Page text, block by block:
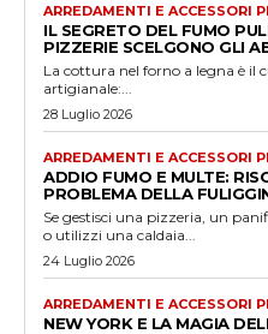
ARREDAMENTI E ACCESSORI
IL SEGRETO DEL FUMO
PIZZERIE SCELGONO GLI
La cottura nel forno a legna è il
artigianale:...
28 Luglio 2026
ARREDAMENTI E ACCESSORI
ADDIO FUMO E MULTE:
PROBLEMA DELLA
Se gestisci una pizzeria, un
o utilizzi una caldaia...
24 Luglio 2026
ARREDAMENTI E ACCESSORI
NEW YORK E LA MAGIA